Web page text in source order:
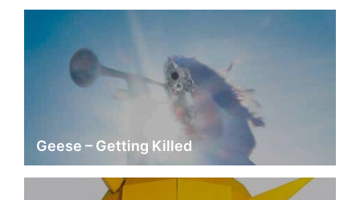
Geese – Getting Killed